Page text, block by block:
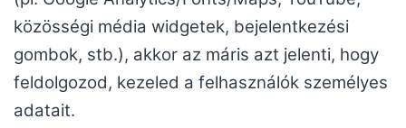
közösségi média widgetek, bejelentkezési
gombok, stb.), akkor az máris azt jelenti, hogy
feldolgozod, kezeled a felhasználók személyes
adatait.